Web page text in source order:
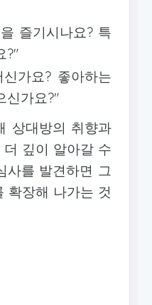
즐기시나요? 특
?"
가요? 좋아하는
신가요?"
상대방의 취향과
깊이 알아갈 수
사를 발견하면 그
확장해 나가는 것